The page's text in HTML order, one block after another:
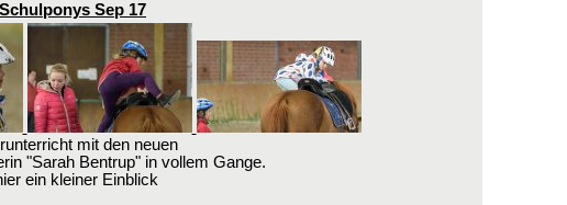
Sep 17
mit den neuen
"Sarah Bentrup" in vollem Gange.
ein kleiner Einblick